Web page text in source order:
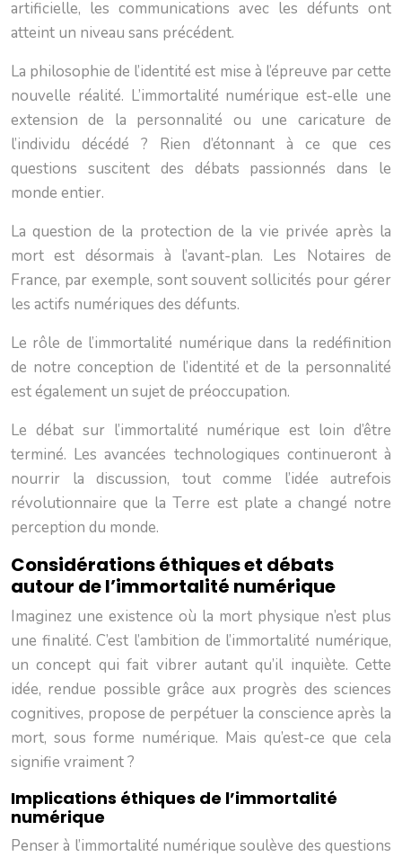
artificielle, les communications avec les défunts ont
atteint un niveau sans précédent.
La philosophie de l’identité est mise à l’épreuve par cette
nouvelle réalité. L’immortalité numérique est-elle une
extension de la personnalité ou une caricature de
l’individu décédé ? Rien d’étonnant à ce que ces
questions suscitent des débats passionnés dans le
monde entier.
La question de la protection de la vie privée après la
mort est désormais à l’avant-plan. Les Notaires de
France, par exemple, sont souvent sollicités pour gérer
les actifs numériques des défunts.
Le rôle de l’immortalité numérique dans la redéfinition
de notre conception de l’identité et de la personnalité
est également un sujet de préoccupation.
Le débat sur l’immortalité numérique est loin d’être
terminé. Les avancées technologiques continueront à
nourrir la discussion, tout comme l’idée autrefois
révolutionnaire que la Terre est plate a changé notre
perception du monde.
Considérations éthiques et débats
autour de l’immortalité numérique
Imaginez une existence où la mort physique n’est plus
une finalité. C’est l’ambition de l’immortalité numérique,
un concept qui fait vibrer autant qu’il inquiète. Cette
idée, rendue possible grâce aux progrès des sciences
cognitives, propose de perpétuer la conscience après la
mort, sous forme numérique. Mais qu’est-ce que cela
signifie vraiment ?
Implications éthiques de l’immortalité
numérique
Penser à l’immortalité numérique soulève des questions